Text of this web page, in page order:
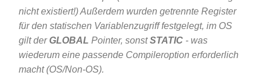
nicht existiert!) Außerdem wurden getrennte Register
für den statischen Variablenzugriff festgelegt, im OS
gilt derGLOBAL Pointer, sonstSTATIC - was
wiederum eine passende Compileroption erforderlich
macht (OS/Non-OS).